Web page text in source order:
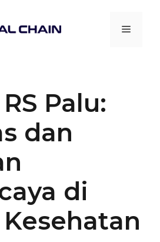
Menu
Palu:
dan
di